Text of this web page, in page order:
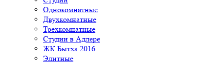
Однокомнатные
Двухкомнатные
Трехкомнатные
Студии в Адлере
ЖК Бытха 2016
Элитные